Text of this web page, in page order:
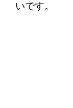
いです。